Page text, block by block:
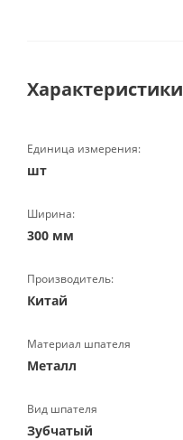
Характеристики
Единица измерения:
шт
Ширина:
300 мм
Производитель:
Китай
Материал шпателя
Металл
Вид шпателя
Зубчатый